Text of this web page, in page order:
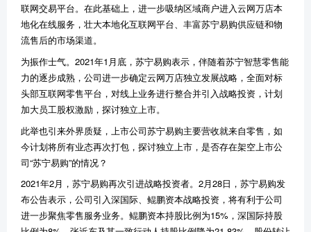
联网交易平台。在此基础上，进一步吸纳区域商户进入云网万店本
地化在线服务，壮大本地化互联网平台、丰富苏宁易购供应链和物
流售后的市场渠道。
为振作士气。 2021年1 月底，苏宁易购表示，伴随着苏宁智慧零售能
力的逐步成熟，公司进一步确定云网万店独立发展战略，全面对标
头部互联网零售平台，对线上业务进行整合并引入战略投资，计划
加大员工股权激励，探讨独立上市。
此举也引来外界质疑，上市公司苏宁易购主要营收就来自零售，如
今计划将所有业态再次打包，探讨独立上市，是否存在架空上市公
司“苏宁易购”的情况？
2021年2月，苏宁易购再次引进战略投资者。 2月28日，苏宁易购发
布公告表示，公司引入深国际、鲲鹏资本战略投资，将有利于公司
进一步聚焦零售服务业务。鲲鹏资本持股比例为15% ，深国际持股